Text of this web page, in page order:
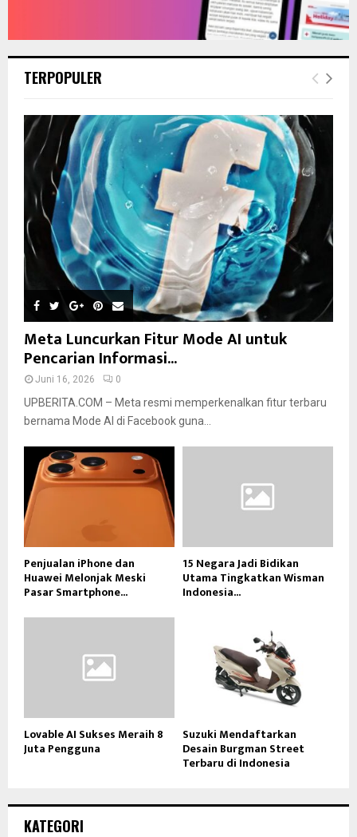
TERPOPULER
Meta Luncurkan Fitur Mode AI untuk
Pencarian Informasi...
Juni 16, 2026 0
UPBERITA.COM – Meta resmi memperkenalkan fitur terbaru
bernama Mode AI di Facebook guna...
Penjualan iPhone dan
Huawei Melonjak Meski
Pasar Smartphone...
15 Negara Jadi Bidikan
Utama Tingkatkan Wisman
Indonesia...
Lovable AI Sukses Meraih 8
Juta Pengguna
Suzuki Mendaftarkan
Desain Burgman Street
Terbaru di Indonesia
KATEGORI